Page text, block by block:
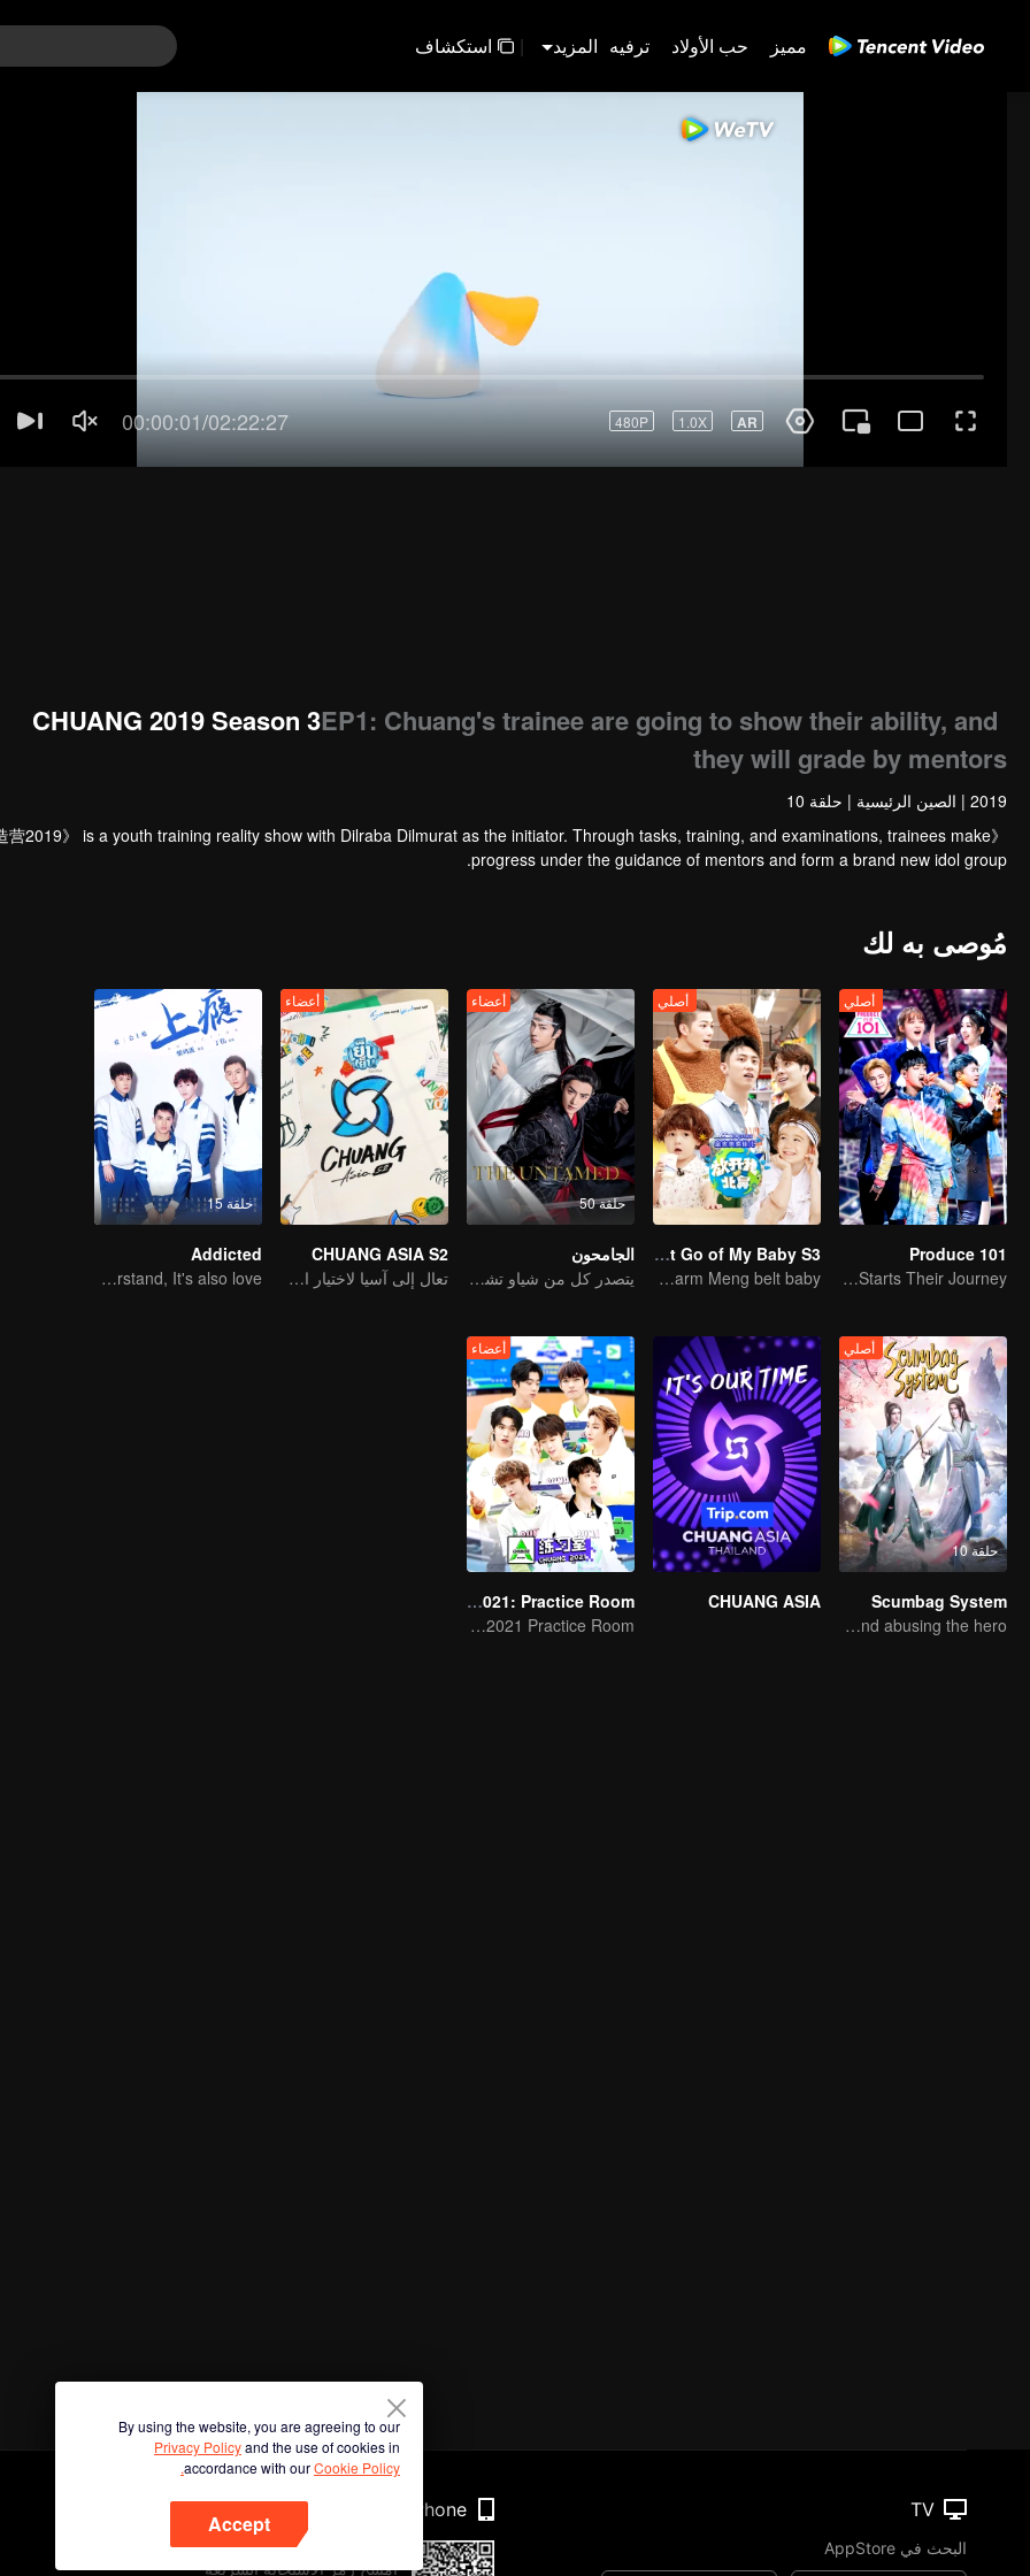
مميز حب الأولاد ترفيه المزيد | استكشاف
CHUANG 2019 Season 3EP1: Chuang's trainee are going to show their ability, and
they will grade by mentors
2019
| الصين الرئيسية | حلقة 10
造营2019》 is a youth training reality show with Dilraba Dilmurat as the initiator. Through tasks, training, and examinations, trainees make
progress under the guidance of mentors and form a brand new idol group.
مُوصى به لك
أصلي
Produce 101
Rocket Girl 101 Starts Their Journey
أصلي
Let Go of My Baby S3
Chen Xuedong, Johnny Huang and Jackson Wang warm Meng belt baby
حلقة 50
أعضاء
الجامحون
يتصدر كل من شياو تشان ووانغ يي بو التشكيلة عالية القيمة
أعضاء
CHUANG ASIA S2
تعال إلى آسيا لاختيار الآيدل الخاص بك
حلقة 15
Addicted
You don't understand, It's also love
حلقة 10
أصلي
Scumbag System
An ordinary youth crossing as a villain into the book and abusing the hero!
CHUANG ASIA
أعضاء
CHUANG 2021: Practice Room
CHUANG 2021 Practice Room
By using the website, you are agreeing to our
Privacy Policyand the use of cookies in
accordance with ourCookie Policy.
Accept
TV
البحث في AppStore
Phone
امسح رمز الاستجابة السريعة